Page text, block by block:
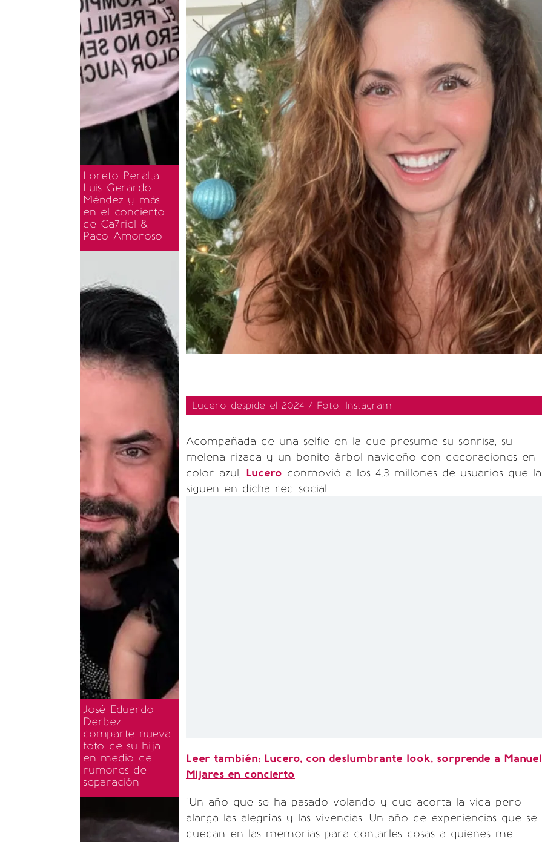
Loreto Peralta,
Luis Gerardo
Méndez y más
en el concierto
de Ca7riel &
Paco Amoroso
José Eduardo
Derbez
comparte nueva
foto de su hija
en medio de
rumores de
separación
Lucero despide el 2024 / Foto: Instagram
Acompañada de una selfie en la que presume su sonrisa, su
melena rizada y un bonito árbol navideño con decoraciones en
color azul, Lucero conmovió a los 4.3 millones de usuarios que la
siguen en dicha red social.
Leer también: Lucero, con deslumbrante look, sorprende a Manuel
Mijares en concierto
"Un año que se ha pasado volando y que acorta la vida pero
alarga las alegrías y las vivencias. Un año de experiencias que se
quedan en las memorias para contarles cosas a quienes me